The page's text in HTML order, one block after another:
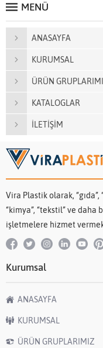
MENÜ
ANASAYFA
KURUMSAL
ÜRÜN
KATALOGLAR
İLETİŞİM
Vira Plastik olarak, “gıda”,
“kimya”, “tekstil” ve
işletmelere hizmet
Kurumsal
ANASAYFA
KURUMSAL
ÜRÜN GRUPLARIMIZ